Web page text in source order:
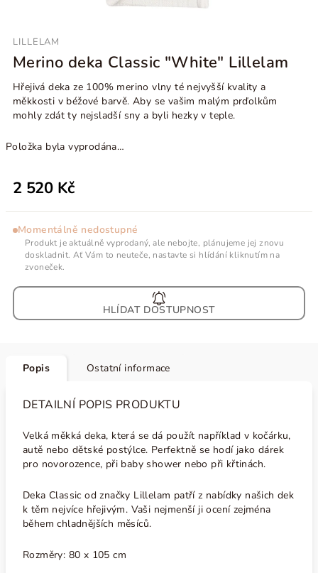
LILLELAM
Merino deka Classic "White" Lillelam
Hřejivá deka ze 100% merino vlny té nejvyšší kvality a
měkkosti v béžové barvě. Aby se vašim malým prďolkům
mohly zdát ty nejsladší sny a byli hezky v teple.
Položka byla vyprodána…
2 520 Kč
Momentálně nedostupné
Produkt je aktuálně vyprodaný, ale nebojte, plánujeme jej znovu
doskladnit. Ať Vám to neuteče, nastavte si hlídání kliknutím na
zvoneček.
HLÍDAT
Popis Ostatní informace
DETAILNÍ POPIS PRODUKTU
Velká měkká deka, která se dá použít například v kočárku,
autě nebo dětské postýlce. Perfektně se hodí jako dárek
pro novorozence, při baby shower nebo při křtinách.
Deka Classic od značky Lillelam patří z nabídky našich dek
k těm nejvíce hřejivým. Vaši nejmenší ji ocení zejména
během chladnějších měsíců.
Rozměry: 80 x 105 cm